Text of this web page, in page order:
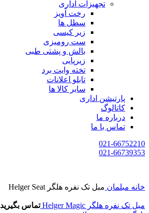
تجهیزات اداری
رخت آویز
سطل ها
زیر کیسی
ست رومیزی
بالش و پشتی طبی
زیرپایی
تخته وایت برد
تابلو اعلانات
سایر کالا ها
پارتیشن اداری
کاتالوگ
درباره ما
تماس با ما
021-66752210
021-66739353
خانه مبلمان مبل تک نفره هلگر Helger Seat
مبل تک نفره هلگر Helger Magic
تماس بگیرید